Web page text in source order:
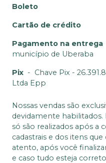
Boleto
Cartão de crédito
Pagamento na entrega
município de Uberaba
Pix - Chave Pix -
Ltda Epp
Nossas vendas são
devidamente
só são realizados após a
cadastrais e dos itens
atento, após você
e caso tudo esteja